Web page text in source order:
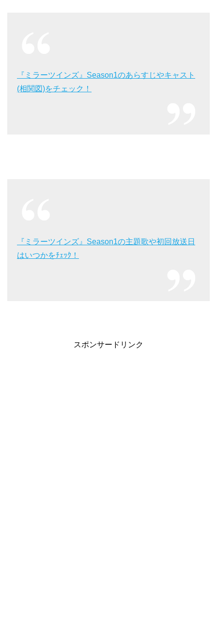
『ミラーツインズ』Season1のあらすじやキャスト
(相関図)をチェック！
『ミラーツインズ』Season1の主題歌や初回放送日
はいつかをﾁｪｯｸ！
スポンサードリンク